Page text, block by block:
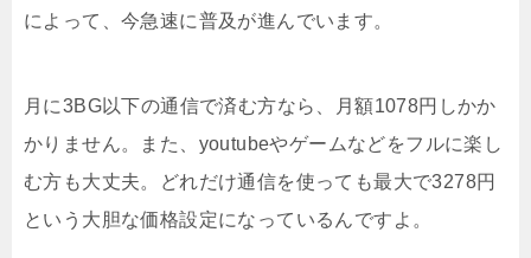
によって、今急速に普及が進んでいます。
月に3BG以下の通信で済む方なら、月額1078円しかか
かりません。また、youtubeやゲームなどをフルに楽し
む方も大丈夫。どれだけ通信を使っても最大で3278円
という大胆な価格設定になっているんですよ。